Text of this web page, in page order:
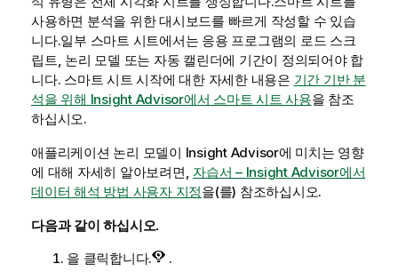
사용하면 분석을 위한 대시보드를 빠르게 작성할 수 있습
니다.일부 스마트 시트에서는 응용 프로그램의 로드 스크
립트, 논리 모델 또는 자동 캘린더에 기간이 정의되어야 합
니다. 스마트 시트 시작에 대한 자세한 내용은 기간 기반 분
석을 위해 Insight Advisor에서 스마트 시트 사용을 참조
하십시오.
애플리케이션 논리 모델이 Insight Advisor에 미치는 영향
에 대해 자세히 알아보려면, 자습서 – Insight Advisor에서
데이터 해석 방법 사용자 지정을(를) 참조하십시오.
다음과 같이 하십시오.
을 클릭합니다.
.